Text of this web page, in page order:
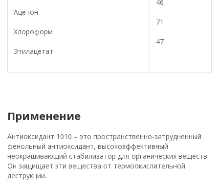
Ацетон
Хлороформ
Этилацетат
46
71
47
Применение
Антиоксидант 1010 – это пространственно-затрудненный
фенольный антиоксидант, высокоэффективный
неокрашивающий стабилизатор для органических веществ.
Он защищает эти вещества от термоокислительной
деструкции.